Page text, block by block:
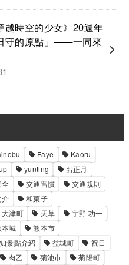
越時空的少女》20週年
守的原點」——一同來
Faye
Kaoru
yunting
お正月
交通習慣
交通規則
介
和菓子
大津町 天草
宇野 功一
本城
熊本市
景點介紹 益城町
祝日
肉乙 菊池市
菊陽町